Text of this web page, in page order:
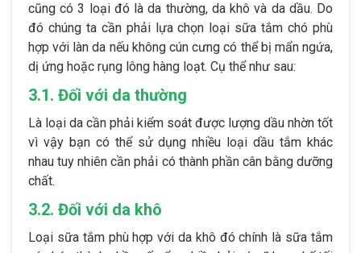
cũng có 3 loại đó là da thường, da khô và da dầu. Do
đó chúng ta cần phải lựa chọn loại sữa tắm chó phù
hợp với làn da nếu không cún cưng có thể bị mẩn ngứa,
dị ứng hoặc rụng lông hàng loạt. Cụ thể như sau:
3.1. Đối với da thường
Là loại da cần phải kiểm soát được lượng dầu nhờn tốt
vì vậy bạn có thể sử dụng nhiều loại dầu tắm khác
nhau tuy nhiên cần phải có thành phần cân bằng dưỡng
chất.
3.2. Đối với da khô
Loại sữa tắm phù hợp với da khô đó chính là sữa tắm